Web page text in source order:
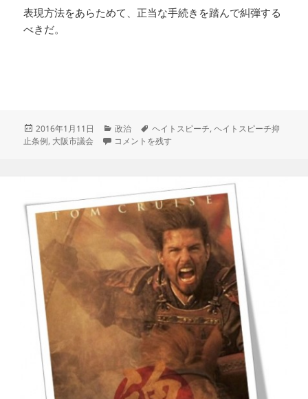
表現方法をあらためて、正当な手続きを踏んで糾弾する
べきだ。
投
稿
2016年1月11日
カ
テ
政治
タ
グ
ヘイトスピーチ,ヘイトスピーチ抑
止条例, 大阪市議会 大阪市議会のヘイトスピーチ抑止条例成立で何がお
コメントを残す